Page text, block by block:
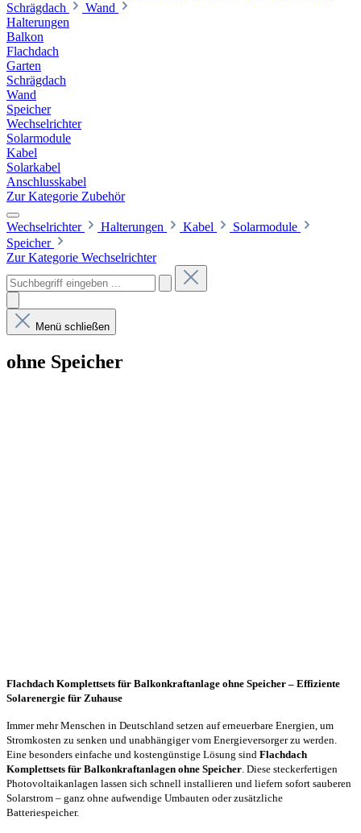
Schrägdach
Wand
Halterungen
Balkon
Flachdach
Garten
Schrägdach
Wand
Speicher
Wechselrichter
Solarmodule
Kabel
Solarkabel
Anschlusskabel
Zur Kategorie Zubehör
Wechselrichter Halterungen Kabel
Solarmodule
Speicher
Zur Kategorie Wechselrichter
Menü schließen
ohne Speicher
Flachdach Komplettsets für Balkonkraftanlage ohne Speicher – Effiziente
Solarenergie für Zuhause
Immer mehr Menschen in Deutschland setzen auf erneuerbare Energien, um
Stromkosten zu senken und unabhängiger vom Energieversorger zu werden.
Eine besonders einfache und kostengünstige Lösung sind Flachdach
Komplettsets für Balkonkraftanlagen ohne Speicher . Diese steckerfertigen
Photovoltaikanlagen lassen sich schnell installieren und liefern sofort sauberen
Solarstrom – ganz ohne aufwendige Umbauten oder zusätzliche
Batteriespeicher.